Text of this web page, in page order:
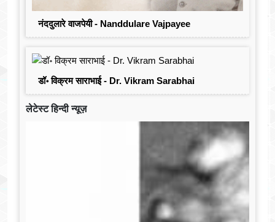
नंददुलारे वाजपेयी - Nanddulare Vajpayee
डॉ॰ विक्रम साराभाई - Dr. Vikram Sarabhai
लेटेस्ट हिन्दी न्यूज़